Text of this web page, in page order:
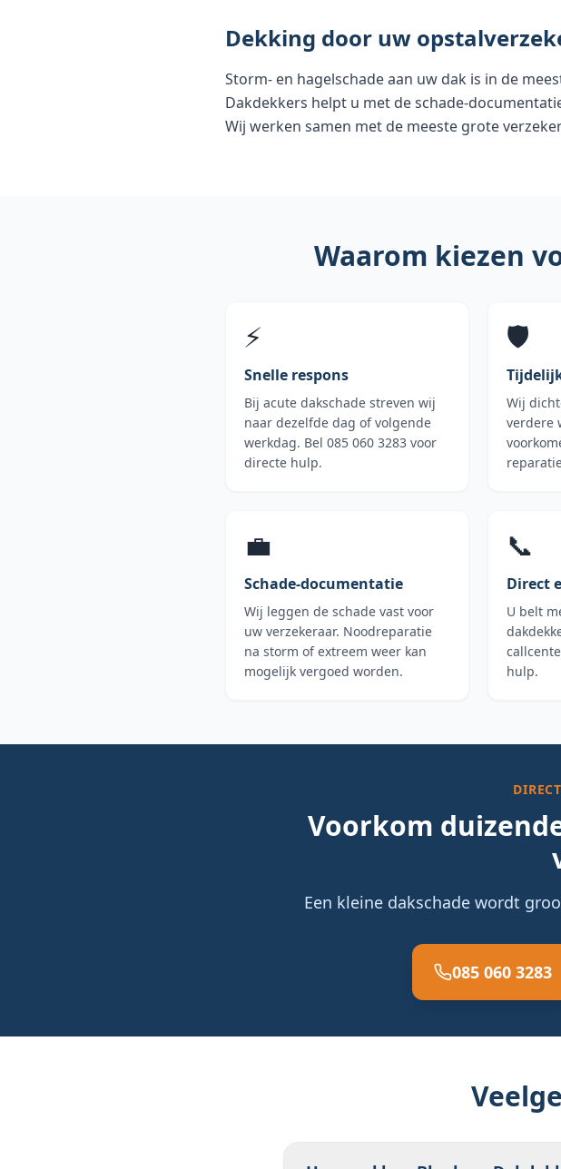
Dekking door uw
Storm- en hagelschade aan uw dak is in de
Dakdekkers helpt u met de schade-
Wij werken samen met de meeste grote
Waarom kiezen
⚡
Snelle respons
Bij acute dakschade streven wij
naar dezelfde dag of volgende
werkdag. Bel 085 060 3283 voor
directe hulp.
🛡️
Wij
verdere
💼
Schade-documentatie
Wij leggen de schade vast voor
uw verzekeraar. Noodreparatie
na storm of extreem weer kan
mogelijk vergoed worden.
📞
Direct
U belt
hulp.
Voorkom
Een kleine dakschade wordt
085 060 3283